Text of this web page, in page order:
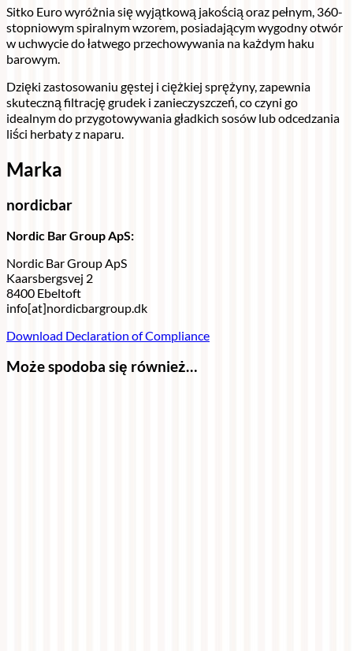
Sitko Euro wyróżnia się wyjątkową jakością oraz pełnym, 360-
stopniowym spiralnym wzorem, posiadającym wygodny otwór
w uchwycie do łatwego przechowywania na każdym haku
barowym.
Dzięki zastosowaniu gęstej i ciężkiej sprężyny, zapewnia
skuteczną filtrację grudek i zanieczyszczeń, co czyni go
idealnym do przygotowywania gładkich sosów lub odcedzania
liści herbaty z naparu.
Marka
nordicbar
Nordic Bar Group ApS:
Nordic Bar Group ApS
Kaarsbergsvej 2
8400 Ebeltoft
info[at]nordicbargroup.dk
Download Declaration of Compliance
Może spodoba się również…